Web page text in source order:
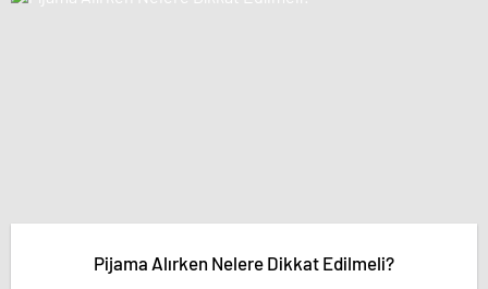
Pijama Alırken Nelere Dikkat Edilmeli?